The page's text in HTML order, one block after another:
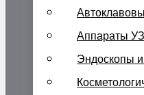
Автоклавовы
Аппараты
Эндоскопы и